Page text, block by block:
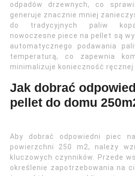
odpadów drzewnych, co
generuje znacznie mniej
do tradycyjnych paliw
nowoczesne piece na pellet są
automatycznego podawania
temperaturą, co zapewnia
minimalizuje konieczność ręcznej
Jak dobrać
pellet do domu
Aby dobrać odpowiedni piec
powierzchni 250 m2, należy
kluczowych czynników. Przede
określenie zapotrzebowania na